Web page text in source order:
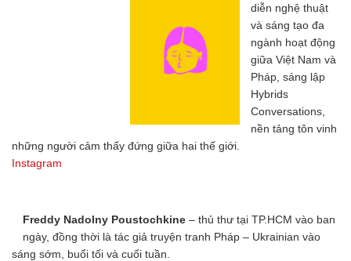
diễn nghệ thuật
và sáng tạo đa
ngành hoạt động
giữa Việt Nam và
Pháp, sáng lập
Hybrids
Conversations,
nền tảng tôn vinh
những người cảm thấy đứng giữa hai thế giới.
Instagram
Freddy Nadolny Poustochkine – thủ thư tại TP.HCM vào ban
ngày, đồng thời là tác giả truyện tranh Pháp – Ukrainian vào
sáng sớm, buổi tối và cuối tuần.